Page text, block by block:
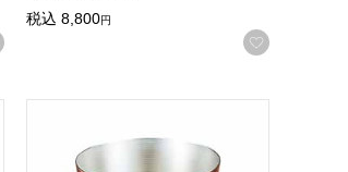
お気に入りに登録する
税込 8,800円
お気に入